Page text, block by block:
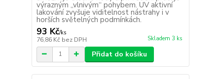
výrazným „vlnivým“ pohybem. UV aktivní
lakování zvyšuje viditelnost nástrahy i v
horších světelných podmínkách.
93 Kč/ks
76,86 Kč bez DPH Skladem 3 ks
Přidat do košíku